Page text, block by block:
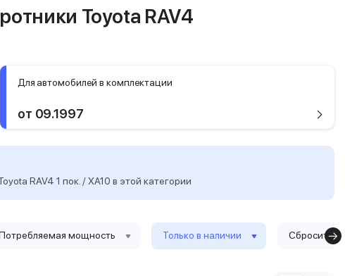
Toyota RAV4
Для автомобилей в комплектации
от 09.1997
RAV4 1 пок. / XA10 в этой категории
мощность Только в наличии Сбросить